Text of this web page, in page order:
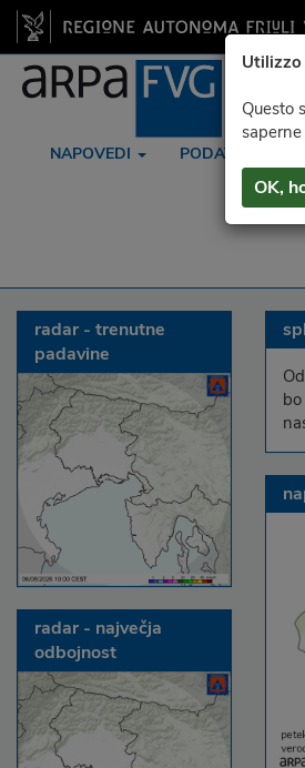
Utilizzo
Questo
OK,
NAPOVEDI PODATKI
radar - trenutne
padavine
radar - največja
odbojnost